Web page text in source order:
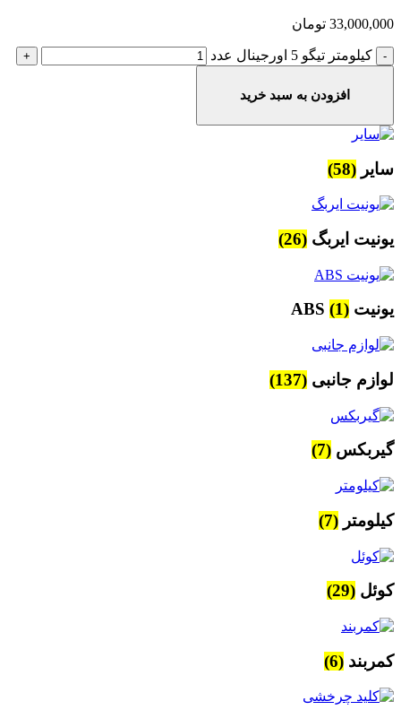
33,000,000 تومان
کیلومتر تیگو 5 اورجینال عدد
افزودن به سبد خرید
سایر (58)
یونیت ایربگ (26)
یونیت ABS (1)
لوازم جانبی (137)
گیربکس (7)
کیلومتر (7)
کوئل (29)
کمربند (6)